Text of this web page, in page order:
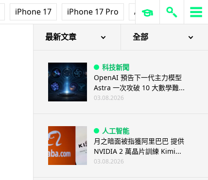
iPhone 17 iPhone 17 Pro AirPods Pro 3
最新文章 全部
科技新聞
OpenAI 預告下一代主力模型
Astra 一次攻破 10 大數學難...
03.08.2026
人工智能
月之暗面被指獲阿里巴巴 提供
NVIDIA 2 萬晶片訓練 Kimi...
03.08.2026